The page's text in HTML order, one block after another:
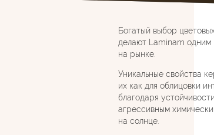
Богатый выбор
делают Laminam одним
на рынке.
Уникальные свойства
их как для облицовки
благодаря
агрессивным
на солнце.